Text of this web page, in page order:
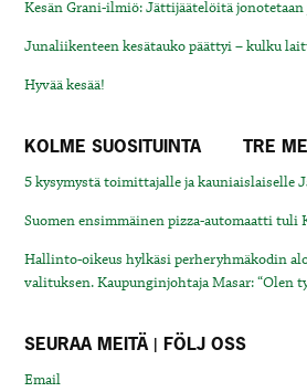
Kesän Grani-ilmiö: Jättijäätelöitä
Junaliikenteen kesätauko päättyi – kulku
Hyvää kesää!
KOLME SUOSITUINTA TRE
5 kysymystä toimittajalle ja kauniaislaiselle
Suomen ensimmäinen pizza-automaatti tuli
Hallinto-oikeus hylkäsi perheryhmäkodin
valituksen. Kaupunginjohtaja Masar: “Olen
SEURAA MEITÄ | FÖLJ OSS
Email